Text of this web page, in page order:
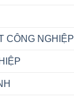
CÔNG NGHIỆP